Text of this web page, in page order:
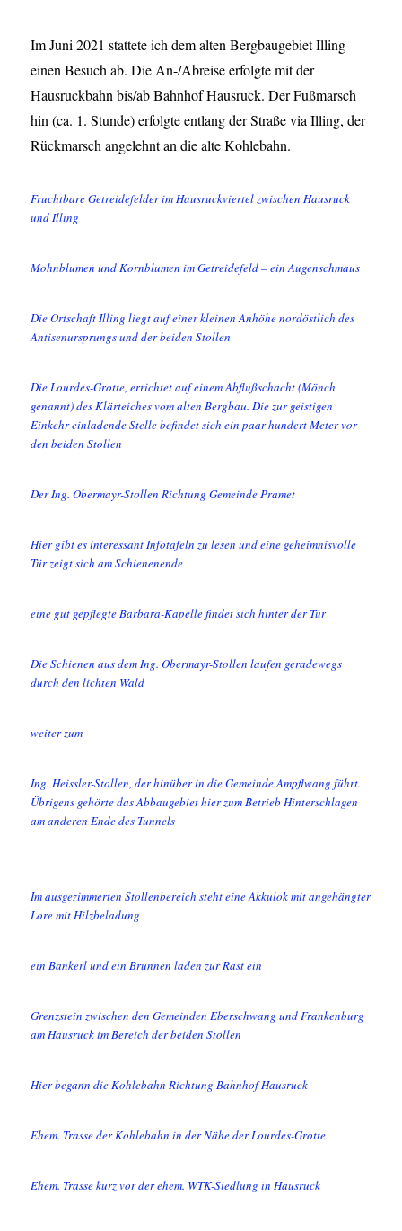
Im Juni 2021 stattete ich dem alten Bergbaugebiet Illing
einen Besuch ab. Die An-/Abreise erfolgte mit der
Hausruckbahn bis/ab Bahnhof Hausruck. Der Fußmarsch
hin (ca. 1. Stunde) erfolgte entlang der Straße via Illing, der
Rückmarsch angelehnt an die alte Kohlebahn.
Fruchtbare Getreidefelder im Hausruckviertel zwischen Hausruck
und Illing
Mohnblumen und Kornblumen im Getreidefeld – ein Augenschmaus
Die Ortschaft Illing liegt auf einer kleinen Anhöhe nordöstlich des
Antisenursprungs und der beiden Stollen
Die Lourdes-Grotte, errichtet auf einem Abflußschacht (Mönch
genannt) des Klärteiches vom alten Bergbau. Die zur geistigen
Einkehr einladende Stelle befindet sich ein paar hundert Meter vor
den beiden Stollen
Der Ing. Obermayr-Stollen Richtung Gemeinde Pramet
Hier gibt es interessant Infotafeln zu lesen und eine geheimnisvolle
Tür zeigt sich am Schienenende
eine gut gepflegte Barbara-Kapelle findet sich hinter der Tür
Die Schienen aus dem Ing. Obermayr-Stollen laufen geradewegs
durch den lichten Wald
weiter zum
Ing. Heissler-Stollen, der hinüber in die Gemeinde Ampflwang führt.
Übrigens gehörte das Abbaugebiet hier zum Betrieb Hinterschlagen
am anderen Ende des Tunnels
Im ausgezimmerten Stollenbereich steht eine Akkulok mit angehängter
Lore mit Hilzbeladung
ein Bankerl und ein Brunnen laden zur Rast ein
Grenzstein zwischen den Gemeinden Eberschwang und Frankenburg
am Hausruck im Bereich der beiden Stollen
Hier begann die Kohlebahn Richtung Bahnhof Hausruck
Ehem. Trasse der Kohlebahn in der Nähe der Lourdes-Grotte
Ehem. Trasse kurz vor der ehem. WTK-Siedlung in Hausruck